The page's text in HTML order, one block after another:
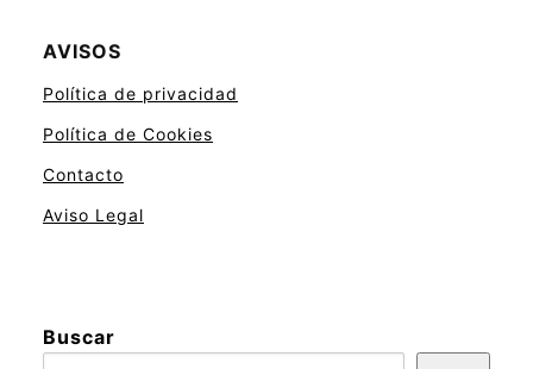
AVISOS
Política de privacidad
Política de Cookies
Contacto
Aviso Legal
Buscar